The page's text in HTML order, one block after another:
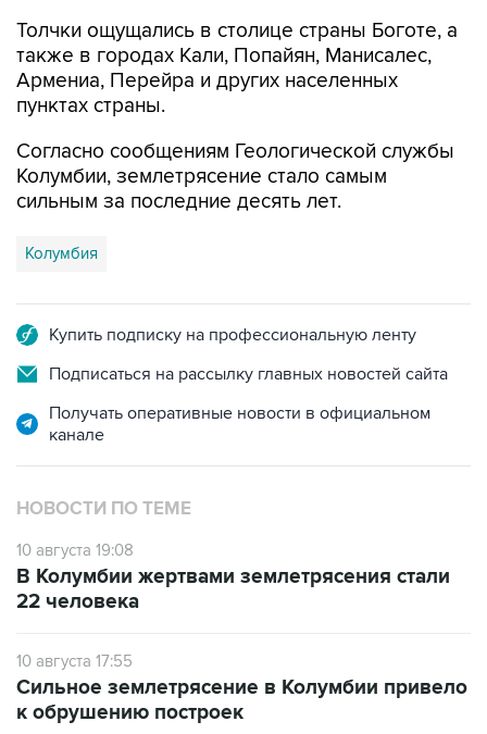
Толчки ощущались в столице страны Боготе, а
также в городах Кали, Попайян, Манисалес,
Армениа, Перейра и других населенных
пунктах страны.
Согласно сообщениям Геологической службы
Колумбии, землетрясение стало самым
сильным за последние десять лет.
Колумбия
Купить подписку на профессиональную ленту
Подписаться на рассылку главных новостей сайта
Получать оперативные новости в официальном
канале
НОВОСТИ ПО ТЕМЕ
10 августа 19:08
В Колумбии жертвами землетрясения стали
22 человека
10 августа 17:55
Сильное землетрясение в Колумбии привело
к обрушению построек